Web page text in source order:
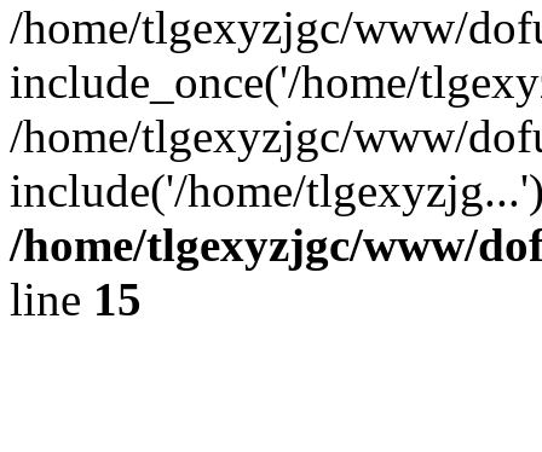
/home/tlgexyzjgc/www/
include_once('/home/
/home/tlgexyzjgc/www/
include('/home/
/home/tlgexyzjgc/www/
line 15